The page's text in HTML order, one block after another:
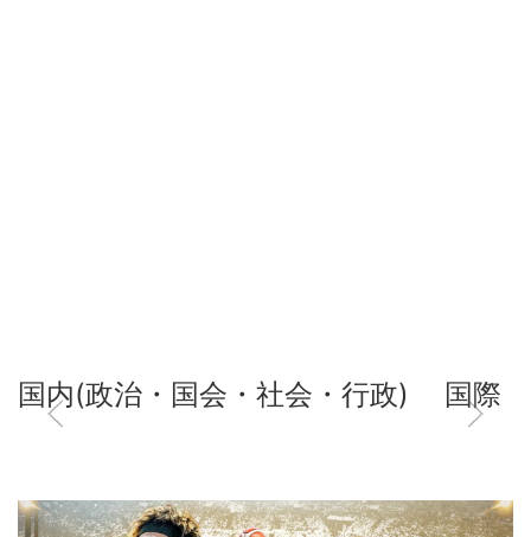
国内(政治・国会・社会・行政) 国際